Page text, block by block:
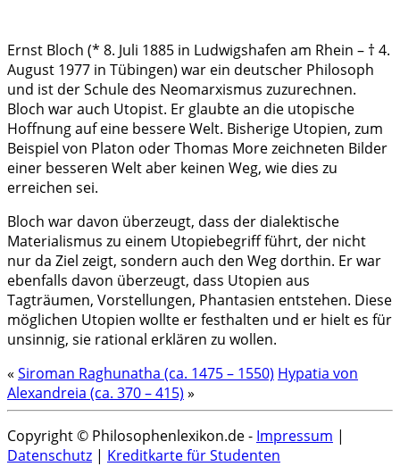
Ernst Bloch (* 8. Juli 1885 in Ludwigshafen am Rhein – † 4.
August 1977 in Tübingen) war ein deutscher Philosoph
und ist der Schule des Neomarxismus zuzurechnen.
Bloch war auch Utopist. Er glaubte an die utopische
Hoffnung auf eine bessere Welt. Bisherige Utopien, zum
Beispiel von Platon oder Thomas More zeichneten Bilder
einer besseren Welt aber keinen Weg, wie dies zu
erreichen sei.
Bloch war davon überzeugt, dass der dialektische
Materialismus zu einem Utopiebegriff führt, der nicht
nur da Ziel zeigt, sondern auch den Weg dorthin. Er war
ebenfalls davon überzeugt, dass Utopien aus
Tagträumen, Vorstellungen, Phantasien entstehen. Diese
möglichen Utopien wollte er festhalten und er hielt es für
unsinnig, sie rational erklären zu wollen.
« Siroman Raghunatha (ca. 1475 – 1550) Hypatia von
Alexandreia (ca. 370 – 415) »
Copyright © Philosophenlexikon.de - Impressum |
Datenschutz | Kreditkarte für Studenten